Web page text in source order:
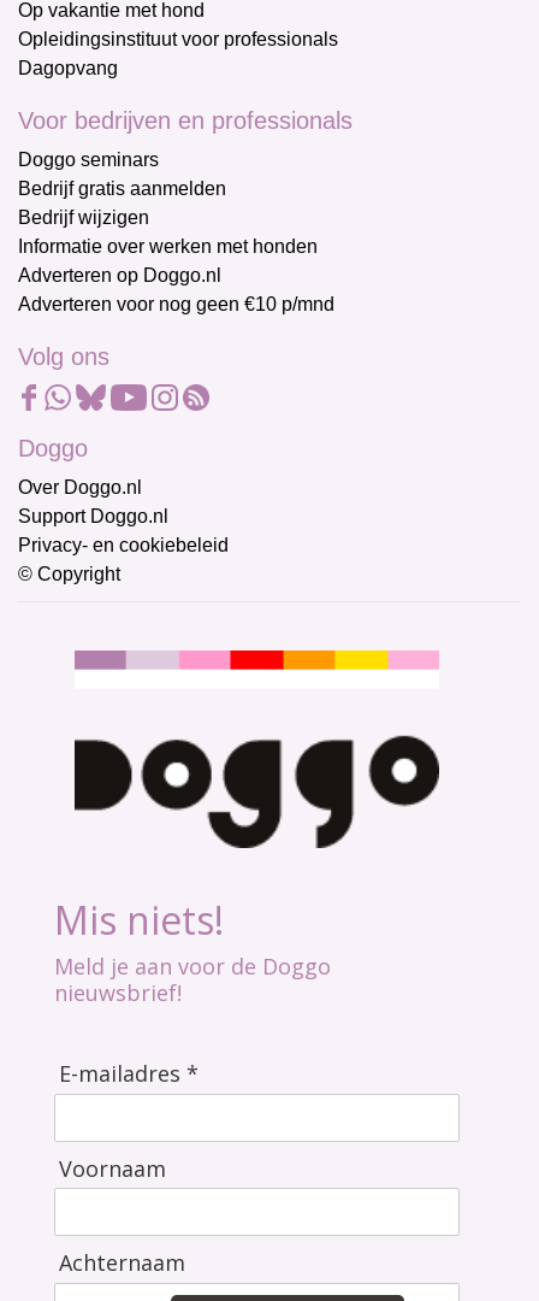
Op vakantie met hond
Opleidingsinstituut voor professionals
Dagopvang
Voor bedrijven en professionals
Doggo seminars
Bedrijf gratis aanmelden
Bedrijf wijzigen
Informatie over werken met honden
Adverteren op Doggo.nl
Adverteren voor nog geen €10 p/mnd
Volg ons
Doggo
Over Doggo.nl
Support Doggo.nl
Privacy- en cookiebeleid
© Copyright
Mis niets!
Meld je aan voor de Doggo
nieuwsbrief!
E-mailadres *
Voornaam
Achternaam